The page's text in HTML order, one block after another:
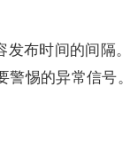
发布时间的间隔
惕的异常信号。